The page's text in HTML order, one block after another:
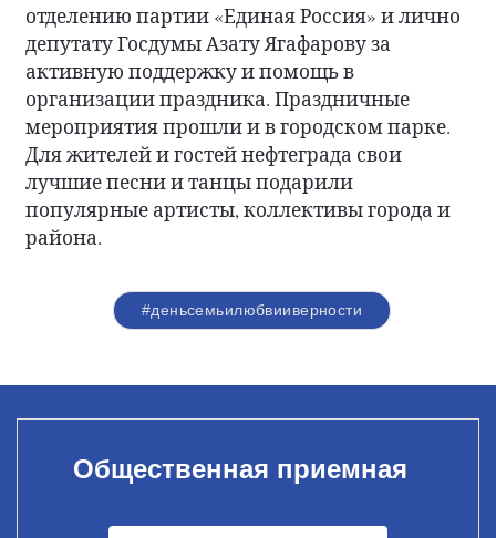
отделению партии «Единая Россия» и лично
депутату Госдумы Азату Ягафарову за
активную поддержку и помощь в
организации праздника. Праздничные
мероприятия прошли и в городском парке.
Для жителей и гостей нефтеграда свои
лучшие песни и танцы подарили
популярные артисты, коллективы города и
района.
#деньсемьилюбвииверности
Общественная приемная